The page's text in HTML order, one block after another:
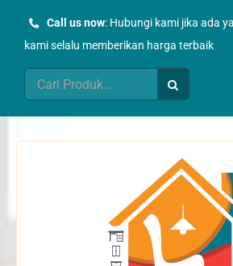
Call us now: Hubungi kami jika ada
kami selalu memberikan harga terbaik
Search
for: